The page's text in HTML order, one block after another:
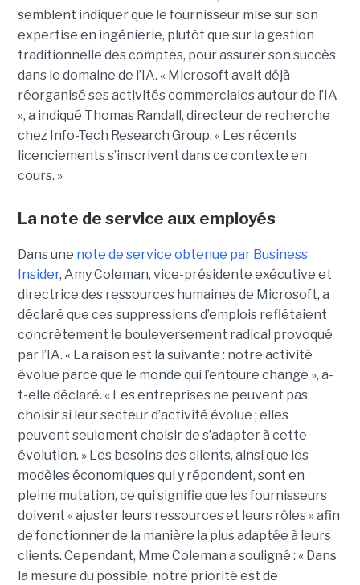
semblent indiquer que le fournisseur mise sur son
expertise en ingénierie, plutôt que sur la gestion
traditionnelle des comptes, pour assurer son succès
dans le domaine de l’IA. « Microsoft avait déjà
réorganisé ses activités commerciales autour de l’IA
», a indiqué Thomas Randall, directeur de recherche
chez Info-Tech Research Group. « Les récents
licenciements s’inscrivent dans ce contexte en
cours. »
La note de service aux employés
Dans une note de service obtenue par Business
Insider, Amy Coleman, vice-présidente exécutive et
directrice des ressources humaines de Microsoft, a
déclaré que ces suppressions d’emplois reflétaient
concrètement le bouleversement radical provoqué
par l’IA. « La raison est la suivante : notre activité
évolue parce que le monde qui l’entoure change », a-
t-elle déclaré. « Les entreprises ne peuvent pas
choisir si leur secteur d’activité évolue ; elles
peuvent seulement choisir de s’adapter à cette
évolution. » Les besoins des clients, ainsi que les
modèles économiques qui y répondent, sont en
pleine mutation, ce qui signifie que les fournisseurs
doivent « ajuster leurs ressources et leurs rôles » afin
de fonctionner de la manière la plus adaptée à leurs
clients. Cependant, Mme Coleman a souligné : « Dans
la mesure du possible, notre priorité est de